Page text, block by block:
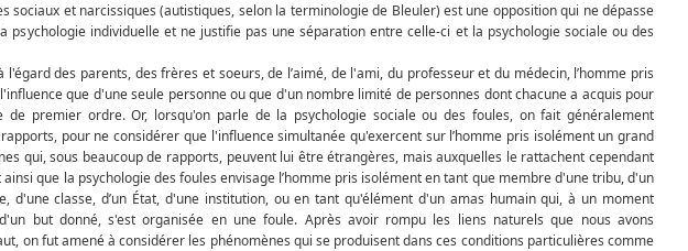
sociaux et narcissiques (autistiques, selon la terminologie de Bleuler) est une opposition qui ne dépasse
psychologie individuelle et ne justifie pas une séparation entre celle-ci et la psychologie sociale ou des
l'égard des parents, des frères et soeurs, de l’aimé, de l'ami, du professeur et du médecin, l’homme pris
que d'une seule personne ou que d'un nombre limité de personnes dont chacune a acquis pour
de premier ordre. Or, lorsqu'on parle de la psychologie sociale ou des foules, on fait généralement
pour ne considérer que l'influence simultanée qu'exercent sur l’homme pris isolément un grand
qui, sous beaucoup de rapports, peuvent lui être étrangères, mais auxquelles le rattachent cependant
ainsi que la psychologie des foules envisage l’homme pris isolément en tant que membre d'une tribu, d'un
d'une classe, d’un État, d'une institution, ou en tant qu'élément d'un amas humain qui, à un moment
but donné, s'est organisée en une foule. Après avoir rompu les liens naturels que nous avons
on fut amené à considérer les phénomènes qui se produisent dans ces conditions particulières comme